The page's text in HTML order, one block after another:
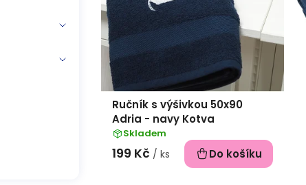
í
p
r
o
d
o
d
u
Ručník s výšivkou 50x90
Adria - navy Kotva
Skladem
199 Kč / ks Do košíku